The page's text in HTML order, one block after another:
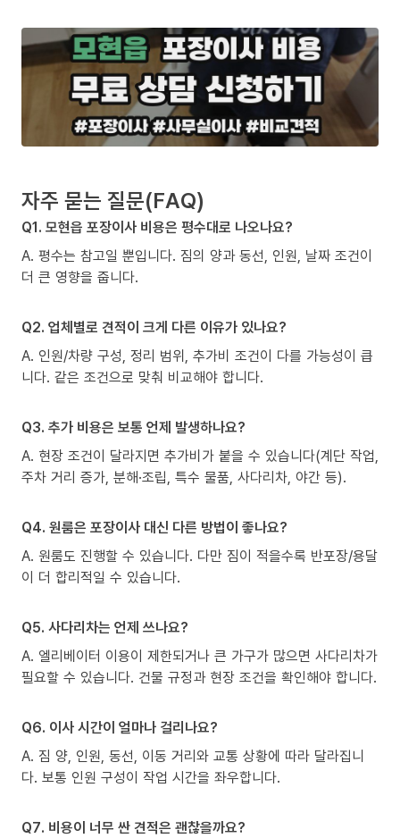
자주 묻는 질문(FAQ)
Q1. 모현읍 포장이사 비용은 평수대로 나오나요?
A. 평수는 참고일 뿐입니다. 짐의 양과 동선, 인원, 날짜 조건이
더 큰 영향을 줍니다.
Q2. 업체별로 견적이 크게 다른 이유가 있나요?
A. 인원/차량 구성, 정리 범위, 추가비 조건이 다를 가능성이 큽
니다. 같은 조건으로 맞춰 비교해야 합니다.
Q3. 추가 비용은 보통 언제 발생하나요?
A. 현장 조건이 달라지면 추가비가 붙을 수 있습니다(계단 작업,
주차 거리 증가, 분해·조립, 특수 물품, 사다리차, 야간 등).
Q4. 원룸은 포장이사 대신 다른 방법이 좋나요?
A. 원룸도 진행할 수 있습니다. 다만 짐이 적을수록 반포장/용달
이 더 합리적일 수 있습니다.
Q5. 사다리차는 언제 쓰나요?
A. 엘리베이터 이용이 제한되거나 큰 가구가 많으면 사다리차가
필요할 수 있습니다. 건물 규정과 현장 조건을 확인해야 합니다.
Q6. 이사 시간이 얼마나 걸리나요?
A. 짐 양, 인원, 동선, 이동 거리와 교통 상황에 따라 달라집니
다. 보통 인원 구성이 작업 시간을 좌우합니다.
Q7. 비용이 너무 싼 견적은 괜찮을까요?